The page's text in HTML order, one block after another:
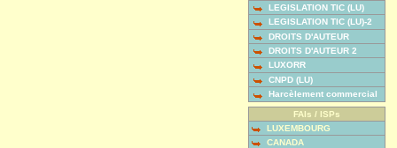
LEGISLATION TIC (LU)
LEGISLATION TIC (LU)-2
DROITS D'AUTEUR
DROITS D'AUTEUR 2
LUXORR
CNPD (LU)
Harcèlement commercial
FAIs / ISPs
LUXEMBOURG
CANADA